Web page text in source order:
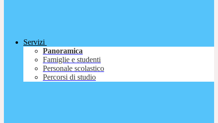
Servizi
Panoramica
Famiglie e studenti
Personale scolastico
Percorsi di studio